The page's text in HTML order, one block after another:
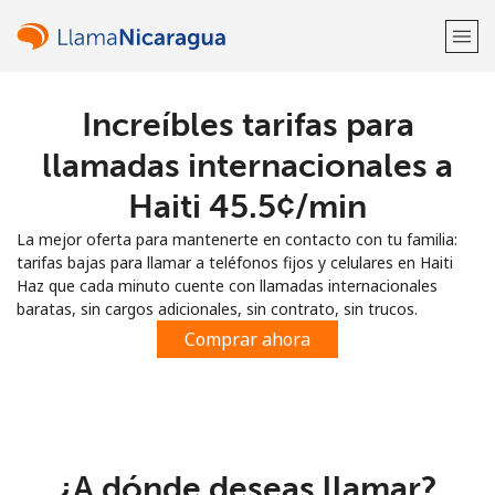
¡Bienvenido!
Regístrate con
Increíbles tarifas para
llamadas internacionales a
Haiti ⁦45.5¢⁩/min
La mejor oferta para mantenerte en contacto con tu familia:
tarifas bajas para llamar a teléfonos fijos y celulares en Haiti
Haz que cada minuto cuente con llamadas internacionales
baratas, sin cargos adicionales, sin contrato, sin trucos.
Comprar ahora